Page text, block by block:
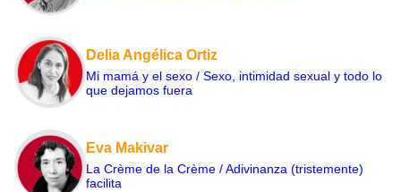
Delia Angélica Ortiz
Mi mamá y el sexo / Sexo, intimidad sexual y todo lo
que dejamos fuera
Eva Makivar
La Crème de la Crème / Adivinanza (tristemente)
facilita